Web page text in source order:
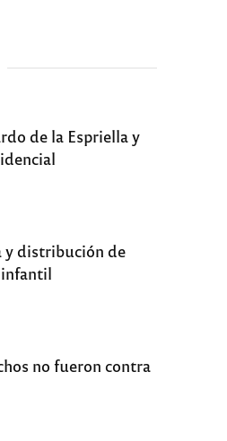
de la Espriella y
y distribución de
no fueron contra